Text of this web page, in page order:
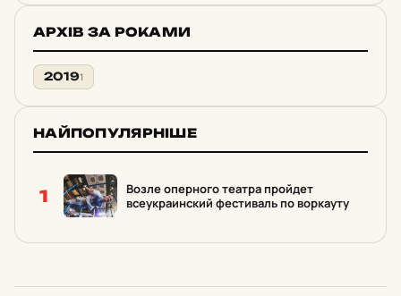
АРХІВ ЗА РОКАМИ
20191
НАЙПОПУЛЯРНІШЕ
1
Возле оперного театра пройдет
всеукраинский фестиваль по воркауту